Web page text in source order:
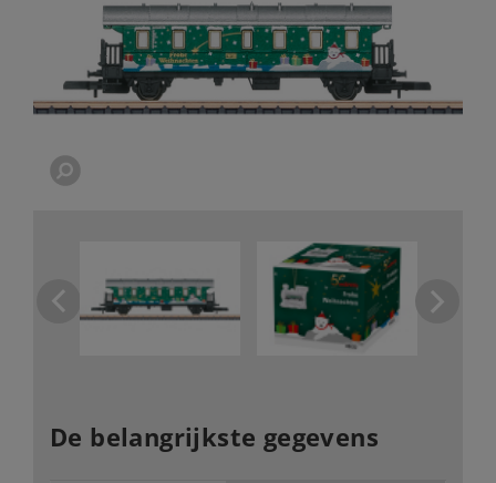
De belangrijkste gegevens